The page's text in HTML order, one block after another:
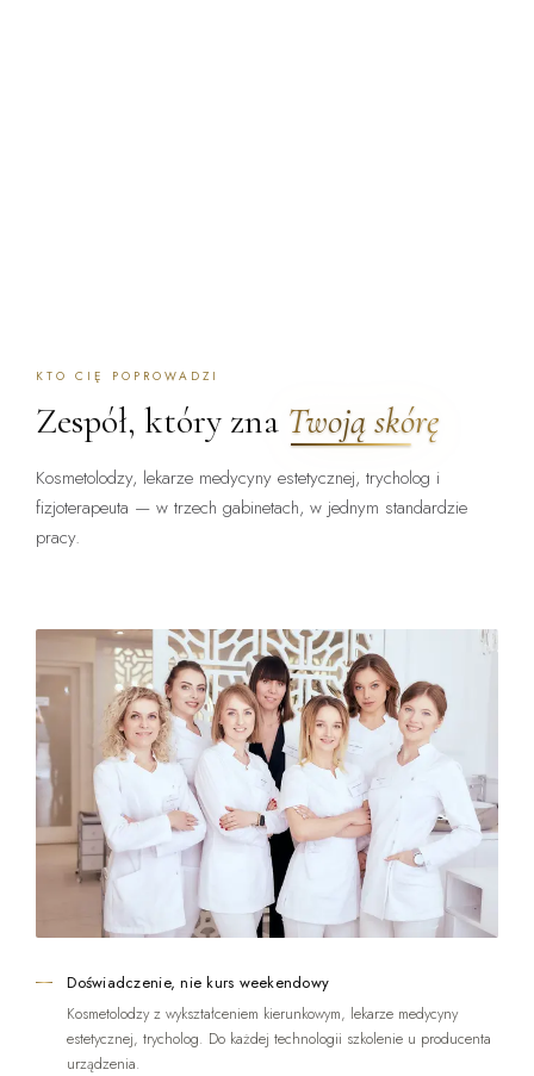
KTO CIĘ POPROWADZI
Zespół, który zna Twoją skórę
Kosmetolodzy, lekarze medycyny estetycznej, trycholog i
fizjoterapeuta — w trzech gabinetach, w jednym standardzie
pracy.
Doświadczenie, nie kurs weekendowy
Kosmetolodzy z wykształceniem kierunkowym, lekarze medycyny
estetycznej, trycholog. Do każdej technologii szkolenie u producenta
urządzenia.